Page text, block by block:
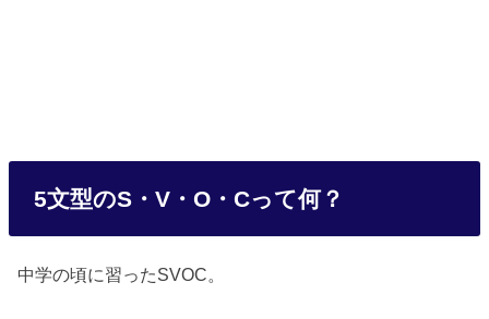
5文型のS・V・O・Cって何？
中学の頃に習ったSVOC。